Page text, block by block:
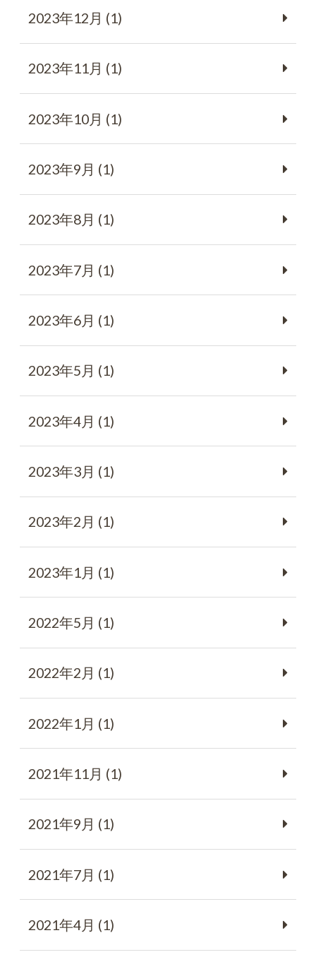
2023年12月 (1)
2023年11月 (1)
2023年10月 (1)
2023年9月 (1)
2023年8月 (1)
2023年7月 (1)
2023年6月 (1)
2023年5月 (1)
2023年4月 (1)
2023年3月 (1)
2023年2月 (1)
2023年1月 (1)
2022年5月 (1)
2022年2月 (1)
2022年1月 (1)
2021年11月 (1)
2021年9月 (1)
2021年7月 (1)
2021年4月 (1)